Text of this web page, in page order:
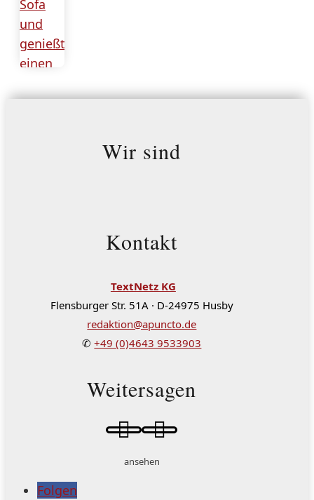
Wir sind
Kontakt
TextNetz KG
Flensburger Str. 51A · D-24975 Husby
redaktion@apuncto.de
✆+49 (0)4643 9533903
Weitersagen
 
ansehen
Folgen